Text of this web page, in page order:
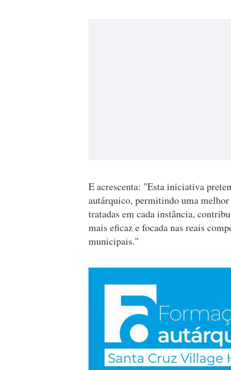
E acrescenta: "Esta iniciativa
autárquico, permitindo uma melhor
tratadas em cada instância,
mais eficaz e focada nas reais
municipais."